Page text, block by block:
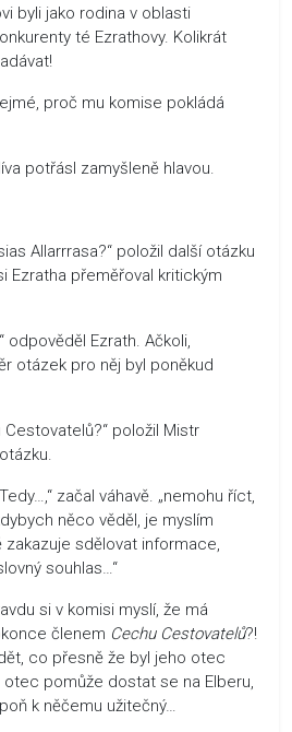
byli jako rodina v oblasti
té Ezrathovy. Kolikrát
proč mu komise pokládá
potřásl zamyšleně hlavou.
Allarrrasa?“ položil další otázku
Ezratha přeměřoval kritickým
Ezrath. Ačkoli,
otázek pro něj byl poněkud
položil Mistr
začal váhavě. „nemohu říct,
něco věděl, je myslím
zakazuje sdělovat informace,
souhlas…“
si v komisi myslí, že má
členem Cechu Cestovatelů?!
co přesně že byl jeho otec
pomůže dostat se na Elberu,
k něčemu užitečný…